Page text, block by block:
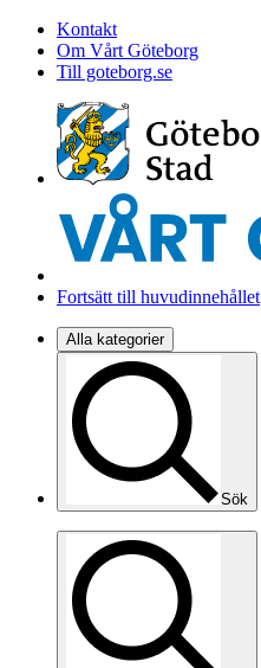
Kontakt
Om Vårt Göteborg
Till goteborg.se
Fortsätt till huvudinnehållet
Alla kategorier
Sök